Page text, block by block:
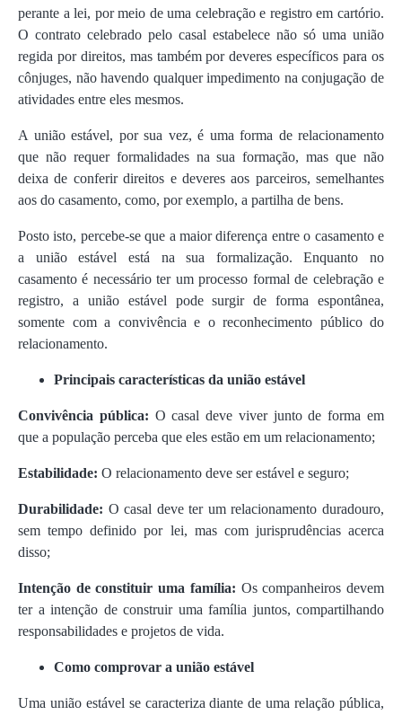
perante a lei, por meio de uma celebração e registro em cartório.
O contrato celebrado pelo casal estabelece não só uma união
regida por direitos, mas também por deveres específicos para os
cônjuges, não havendo qualquer impedimento na conjugação de
atividades entre eles mesmos.
A união estável, por sua vez, é uma forma de relacionamento
que não requer formalidades na sua formação, mas que não
deixa de conferir direitos e deveres aos parceiros, semelhantes
aos do casamento, como, por exemplo, a partilha de bens.
Posto isto, percebe-se que a maior diferença entre o casamento e
a união estável está na sua formalização. Enquanto no
casamento é necessário ter um processo formal de celebração e
registro, a união estável pode surgir de forma espontânea,
somente com a convivência e o reconhecimento público do
relacionamento.
Principais características da união estável
Convivência pública: O casal deve viver junto de forma em
que a população perceba que eles estão em um relacionamento;
Estabilidade: O relacionamento deve ser estável e seguro;
Durabilidade: O casal deve ter um relacionamento duradouro,
sem tempo definido por lei, mas com jurisprudências acerca
disso;
Intenção de constituir uma família: Os companheiros devem
ter a intenção de construir uma família juntos, compartilhando
responsabilidades e projetos de vida.
Como comprovar a união estável
Uma união estável se caracteriza diante de uma relação pública,